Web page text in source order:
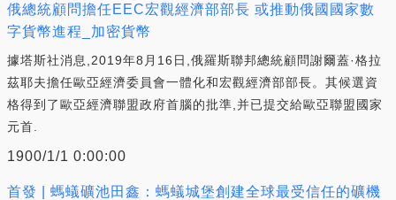
俄總統顧問擔任EEC宏觀經濟部部長 或推動俄國國家數
字貨幣進程_加密貨幣
據塔斯社消息,2019年8月16日,俄羅斯聯邦總統顧問謝爾蓋·格拉
茲耶夫擔任歐亞經濟委員會一體化和宏觀經濟部部長。其候選資
格得到了歐亞經濟聯盟政府首腦的批準,并已提交給歐亞聯盟國家
元首.
1900/1/1 0:00:00
首發 | 螞蟻礦池田鑫：螞蟻城堡創建全球最受信任的礦機